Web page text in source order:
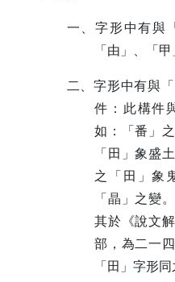
一、字形中有與
「由」、「
二、字形中有與
件：此構件
如：「番」
「田」象盛
之「田」象
「晶」之變
其於《說文
部，為二一
「田」字形